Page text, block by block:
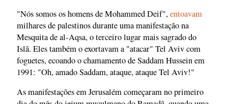
"Nós somos os homens de Mohammed Deif",entoavam
milhares de palestinos durante uma manifestação na
Mesquita de al-Aqsa, o terceiro lugar mais sagrado do
Islã. Eles também o exortavam a "atacar" Tel Aviv com
foguetes, ecoando o chamamento de Saddam Hussein em
1991: "Oh, amado Saddam, ataque, ataque Tel Aviv!"
As manifestações em Jerusalém começaram no primeiro